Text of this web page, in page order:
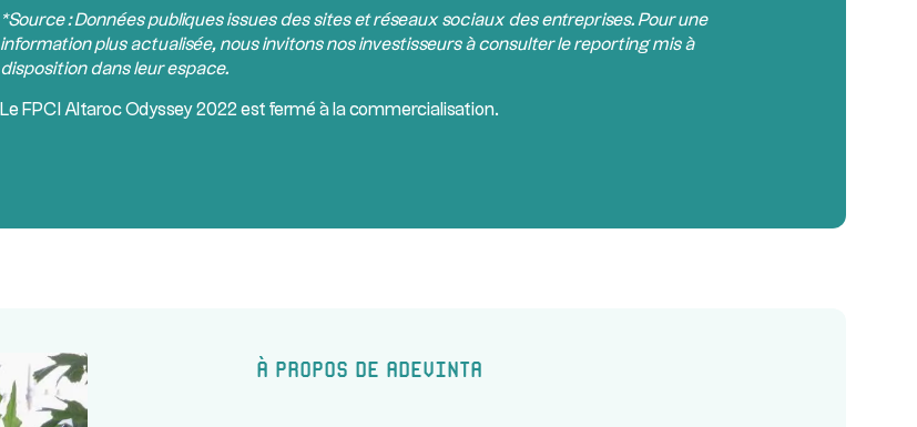
*Source : Données publiques issues des sites et réseaux sociaux des entreprises. Pour une
information plus actualisée, nous invitons nos investisseurs à consulter le reporting mis à
disposition dans leur espace.
Le FPCI Altaroc Odyssey 2022 est fermé à la commercialisation.
À propos de Adevinta